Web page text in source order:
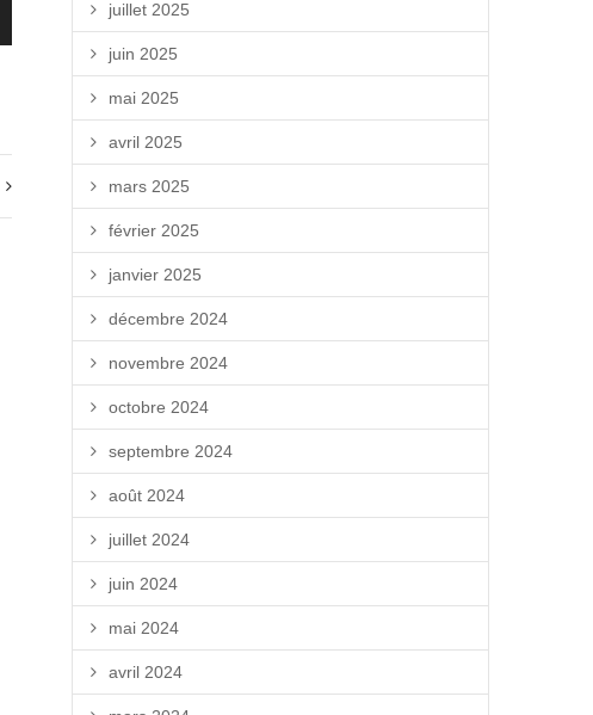
juillet 2025
juin 2025
mai 2025
avril 2025
mars 2025
février 2025
janvier 2025
décembre 2024
novembre 2024
octobre 2024
septembre 2024
août 2024
juillet 2024
juin 2024
mai 2024
avril 2024